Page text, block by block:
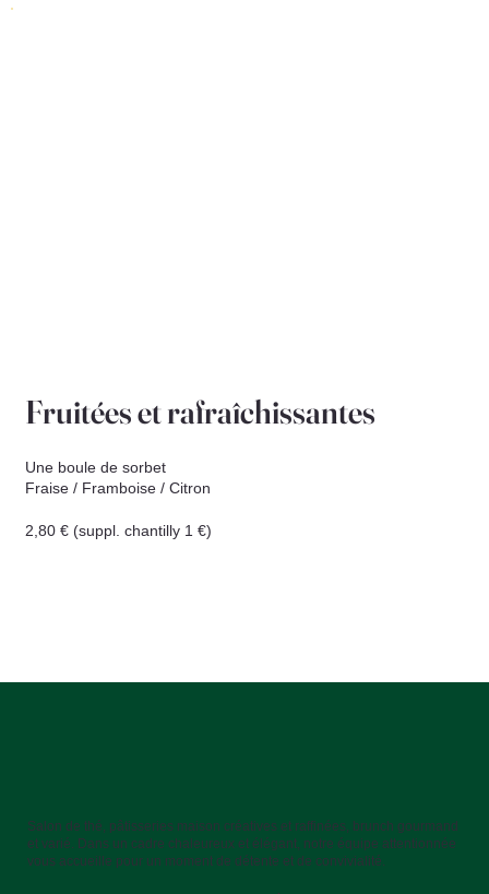
Fruitées et rafraîchissantes
Une boule de sorbet
Fraise / Framboise / Citron
2,80 € (suppl. chantilly 1 €)
Salon de thé, pâtisseries maison créatives et raffinées, brunch gourmand
et varié. Dans un cadre chaleureux et élégant, notre équipe attentionnée
vous accueille pour un moment de détente et de convivialité.